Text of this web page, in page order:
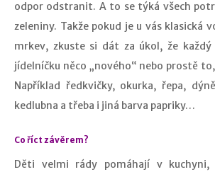
odpor odstranit. A to se týká všech
zeleniny. Takže pokud je u vás klasická
mrkev, zkuste si dát za úkol, že
jídelníčku něco „nového“ nebo prostě
Například ředkvičky, okurka, řepa,
kedlubna a třeba i jiná barva papriky…
Co říct závěrem?
Děti velmi rády pomáhají v kuchyni,